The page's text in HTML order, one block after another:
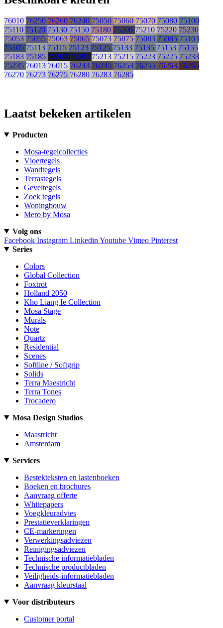
76010 76250 76260 76240 75050 75060 75070 75080 75100
75110 75120 75130 75150 75180 75200 75210 75220 75230
75053 75055 75063 75065 75073 75075 75083 75085 75103
75105 75113 75115 75123 75125 75133 75135 75153 75155
75183 75185 75203 75205 75213 75215 75223 75225 75233
75235 76013 76015 76243 76245 76253 76255 76263 76265
76270 76273 76275 76280 76283 76285
Laatst bekeken artikelen
Producten
Mosa-tegelcollecties
Vloertegels
Wandtegels
Terrastegels
Geveltegels
Zoek tegels
Woningbouw
Mero by Mosa
Volg ons
Facebook Instagram Linkedin Youtube Vimeo Pinterest
Series
Colors
Global Collection
Foxtrot
Holland 2050
Kho Liang Ie Collection
Mosa Stage
Murals
Note
Quartz
Residential
Scenes
Softline / Softgrip
Solids
Terra Maestricht
Terra Tones
Trocadero
Mosa Design Studios
Maastricht
Amsterdam
Services
Bestekteksten en lastenboeken
Boeken en brochures
Aanvraag offerte
Whitepapers
Voegkleuradvies
Prestatieverklaringen
CE-markeringen
Verwerkingsadviezen
Reinigingsadviezen
Technische informatiebladen
Technische productbladen
Veiligheids-informatiebladen
Aanvraag kleurstaal
Voor distributeurs
Customer portal